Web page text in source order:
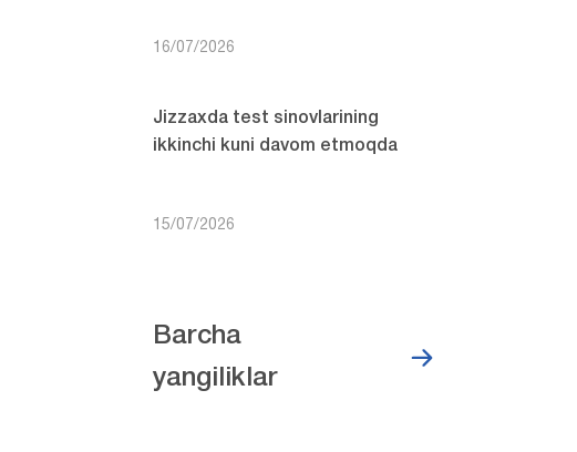
16/07/2026
Jizzaxda test sinovlarining
ikkinchi kuni davom etmoqda
15/07/2026
Barcha
yangiliklar